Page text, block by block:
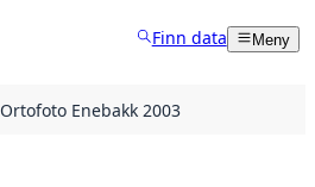
Finn data Meny
Ortofoto Enebakk 2003